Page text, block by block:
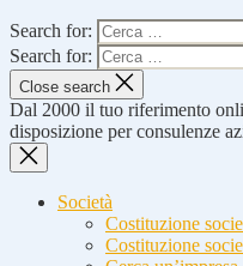
Search for:
Search for:
Close search
Dal 2000 il tuo riferimento
disposizione per consulenze
Società
Costituzione
Costituzione